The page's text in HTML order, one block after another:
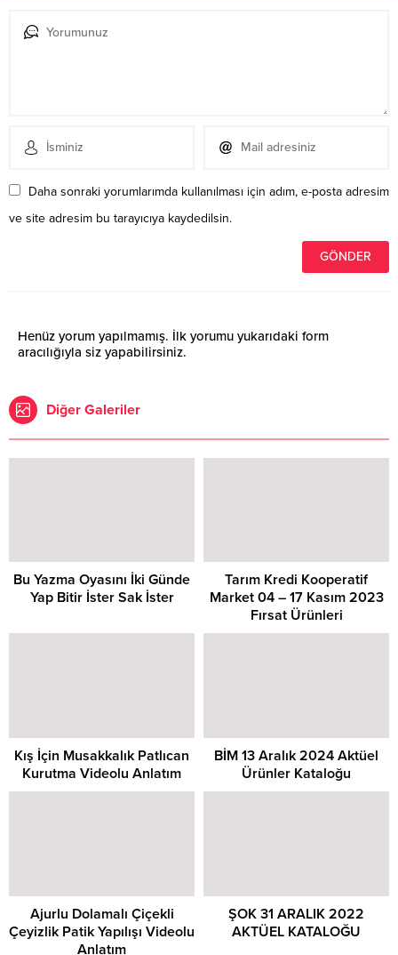
Daha sonraki yorumlarımda kullanılması için adım, e-posta adresim
ve site adresim bu tarayıcıya kaydedilsin.
Henüz yorum yapılmamış. İlk yorumu yukarıdaki form
aracılığıyla siz yapabilirsiniz.
Diğer Galeriler
Bu Yazma Oyasını İki Günde
Yap Bitir İster Sak İster
Tarım Kredi Kooperatif
Market 04 – 17 Kasım 2023
Fırsat Ürünleri
Kış İçin Musakkalık Patlıcan
Kurutma Videolu Anlatım
BİM 13 Aralık 2024 Aktüel
Ürünler Kataloğu
Ajurlu Dolamalı Çiçekli
Çeyizlik Patik Yapılışı Videolu
Anlatım
ŞOK 31 ARALIK 2022
AKTÜEL KATALOĞU